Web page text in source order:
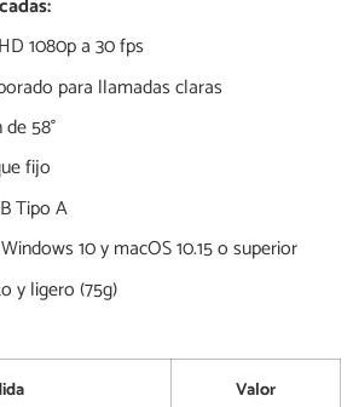
1080p a 30 fps
para llamadas claras
58°
fijo
Tipo A
10 y macOS 10.15 o superior
y ligero (75g)
Valor